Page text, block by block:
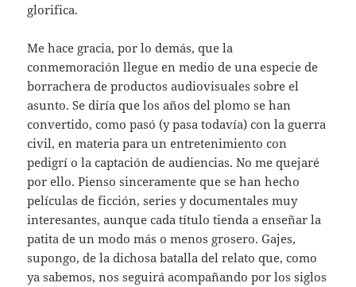
glorifica.
Me hace gracia, por lo demás, que la
conmemoración llegue en medio de una especie de
borrachera de productos audiovisuales sobre el
asunto. Se diría que los años del plomo se han
convertido, como pasó (y pasa todavía) con la guerra
civil, en materia para un entretenimiento con
pedigrí o la captación de audiencias. No me quejaré
por ello. Pienso sinceramente que se han hecho
películas de ficción, series y documentales muy
interesantes, aunque cada título tienda a enseñar la
patita de un modo más o menos grosero. Gajes,
supongo, de la dichosa batalla del relato que, como
ya sabemos, nos seguirá acompañando por los siglos